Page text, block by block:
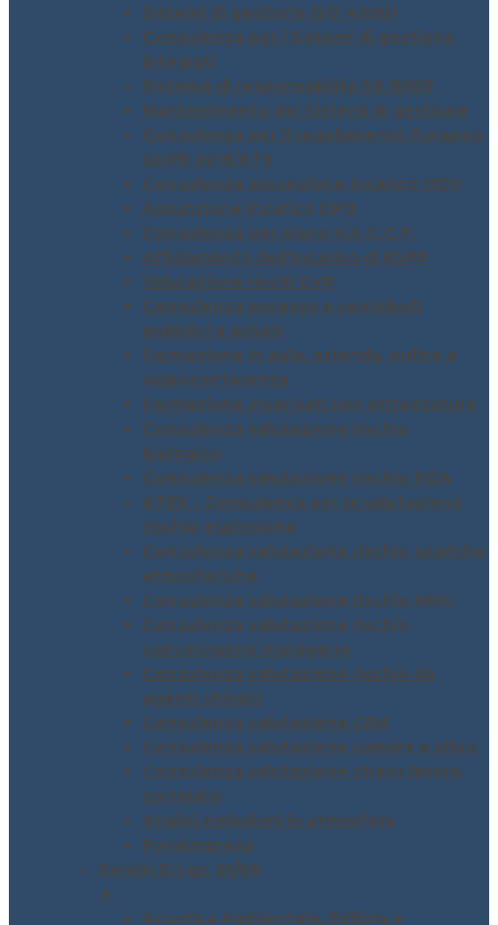
Sistemi di gestione ISO 45001
Consulenza per i Sistemi di gestione
integrati
Sistema di responsabilità SA 8000
Mantenimento dei Sistemi di gestione
Consulenza per il regolamento Europeo
GDPR 2016/679
Consulenza assunzione incarico ODV
Assunzione incarico DPO
Consulenza per piano H.A.C.C.P.
Affidamento dell’incarico di RSPP
Valutazione rischi DVR
Consulenza accesso a contributi
pubblici e privati
Formazione in aula, azienda, online e
videoconferenza
Formazione incaricati uso attrezzature
Consulenza valutazione rischio
biologico
Consulenza valutazione rischio ROA
ATEX – Consulenza per la valutazione
rischio esplosione
Consulenza valutazione rischio scariche
atmosferiche
Consulenza valutazione rischio MMC
Consulenza valutazione rischio
cancerogeno mutageno
Consulenza valutazione rischio da
agenti chimici
Consulenza valutazione CEM
Consulenza valutazione rumore e vibro
Consulenza valutazione stress lavoro
correlato
Analisi emissioni in atmosfera
Fondimpresa
Servizi D.Lgs. 81/08
▼
Acustica Ambientale, Edilizia e